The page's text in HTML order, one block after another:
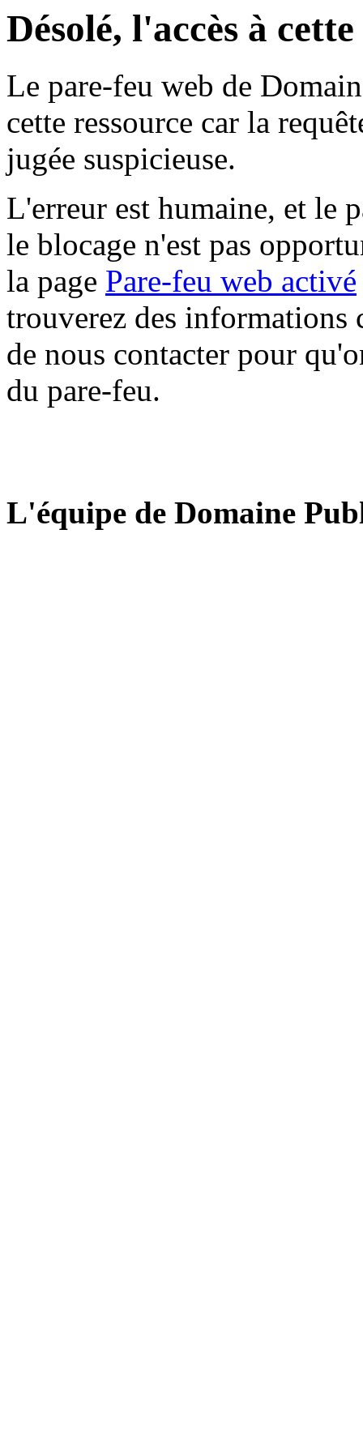
Désolé, l'accès à
Le pare-feu web de
cette ressource car la
jugée suspicieuse.
L'erreur est humaine, et le
le blocage n'est pas
la page Pare-feu web activé
trouverez des informations
de nous contacter pour
du pare-feu.
L'équipe de Domaine